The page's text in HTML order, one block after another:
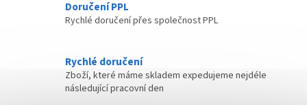
Doručení PPL
Rychlé doručení přes společnost PPL
Rychlé doručení
Zboží, které máme skladem expedujeme nejdéle
následující pracovní den